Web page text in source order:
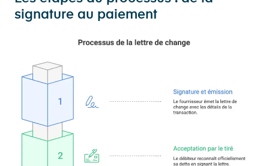
signature au paiement